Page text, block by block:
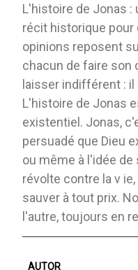
L'histoire de Jonas :
récit historique pour
opinions reposent
chacun de faire son
laisser indifférent : il
L'histoire de Jonas
existentiel. Jonas,
persuadé que Dieu
ou même à l'idée
révolte contre la v
sauver à tout prix.
l'autre, toujours en
AUTOR